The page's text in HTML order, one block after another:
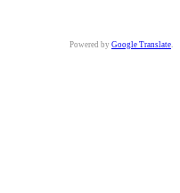
Powered by Google Translate